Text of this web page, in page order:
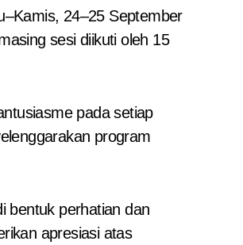
sesi diikuti oleh 15
pada setiap
program
bentuk perhatian dan
apresiasi atas